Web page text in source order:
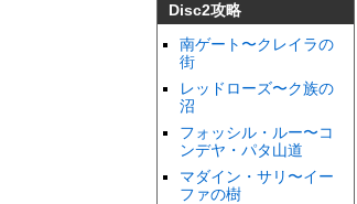
Disc2攻略
南ゲート〜クレイラの
街
レッドローズ〜ク族の
沼
フォッシル・ルー〜コ
ンデヤ・パタ山道
マダイン・サリ〜イー
ファの樹